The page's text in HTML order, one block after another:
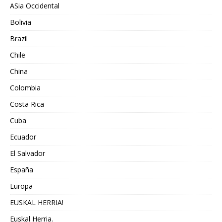
ASia Occidental
Bolivia
Brazil
Chile
China
Colombia
Costa Rica
Cuba
Ecuador
El Salvador
España
Europa
EUSKAL HERRIA!
Euskal Herria.